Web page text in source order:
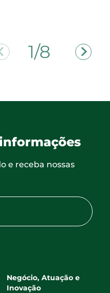
2/8
e receba nossas
Negócio, Atuação e
Inovação